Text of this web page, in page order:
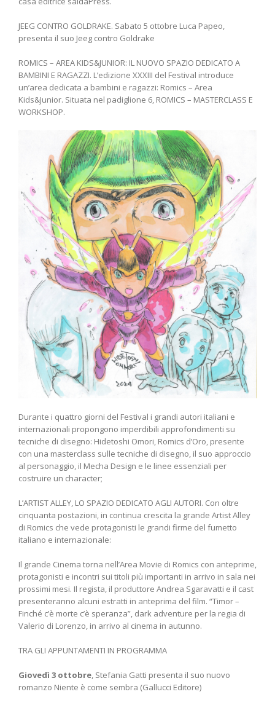
JEEG CONTRO GOLDRAKE. Sabato 5 ottobre Luca Papeo,
presenta il suo Jeeg contro Goldrake
ROMICS – AREA KIDS&JUNIOR: IL NUOVO SPAZIO DEDICATO A
BAMBINI E RAGAZZI. L’edizione XXXIII del Festival introduce
un’area dedicata a bambini e ragazzi: Romics – Area
Kids&Junior. Situata nel padiglione 6, ROMICS – MASTERCLASS E
WORKSHOP.
Durante i quattro giorni del Festival i grandi autori italiani e
internazionali propongono imperdibili approfondimenti su
tecniche di disegno: Hidetoshi Omori, Romics d’Oro, presente
con una masterclass sulle tecniche di disegno, il suo approccio
al personaggio, il Mecha Design e le linee essenziali per
costruire un character;
L’ARTIST ALLEY, LO SPAZIO DEDICATO AGLI AUTORI. Con oltre
cinquanta postazioni, in continua crescita la grande Artist Alley
di Romics che vede protagonisti le grandi firme del fumetto
italiano e internazionale:
Il grande Cinema torna nell’Area Movie di Romics con anteprime,
protagonisti e incontri sui titoli più importanti in arrivo in sala nei
prossimi mesi. Il regista, il produttore Andrea Sgaravatti e il cast
presenteranno alcuni estratti in anteprima del film. “Timor –
Finché c’è morte c’è speranza”, dark adventure per la regia di
Valerio di Lorenzo, in arrivo al cinema in autunno.
TRA GLI APPUNTAMENTI IN PROGRAMMA
Giovedì 3 ottobre, Stefania Gatti presenta il suo nuovo
romanzo Niente è come sembra (Gallucci Editore)